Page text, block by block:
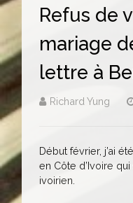
Refus de
mariage
lettre à
Richard Yung
Début février, j’ai
en Côte d’Ivoire
ivoirien.